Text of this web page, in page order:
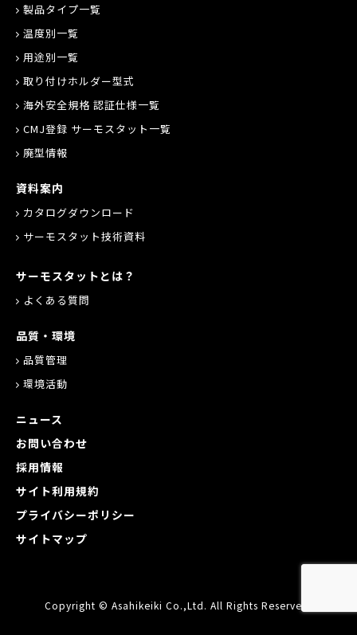
製品タイプ一覧
温度別一覧
用途別一覧
取り付けホルダー型式
海外安全規格 認証仕様一覧
CMJ登録 サーモスタット一覧
廃型情報
資料案内
カタログダウンロード
サーモスタット技術資料
サーモスタットとは？
よくある質問
品質・環境
品質管理
環境活動
ニュース
お問い合わせ
採用情報
サイト利用規約
プライバシーポリシー
サイトマップ
Copyright © Asahikeiki Co.,Ltd. All Rights Reserved.